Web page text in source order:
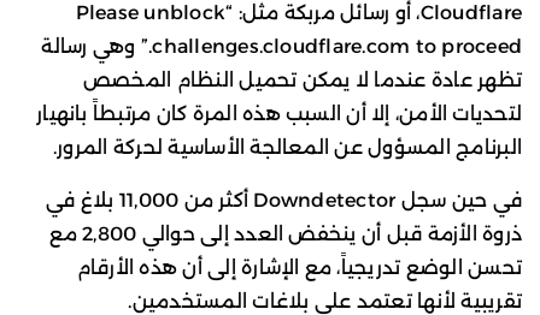
Cloudflare، أو رسائل مربكة مثل: “Please unblock
challenges.cloudflare.com to proceed.” وهي رسالة
تظهر عادة عندما لا يمكن تحميل النظام المخصص
لتحديات الأمن، إلا أن السبب هذه المرة كان مرتبطاً بانهيار
البرنامج المسؤول عن المعالجة الأساسية لحركة المرور.
في حين سجل Downdetector أكثر من 11,000 بلاغ في
ذروة الأزمة قبل أن ينخفض العدد إلى حوالي 2,800 مع
تحسن الوضع تدريجياً، مع الإشارة إلى أن هذه الأرقام
تقريبية لأنها تعتمد على بلاغات المستخدمين.